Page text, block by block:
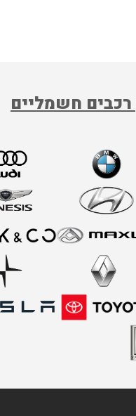
רכבים חשמליים